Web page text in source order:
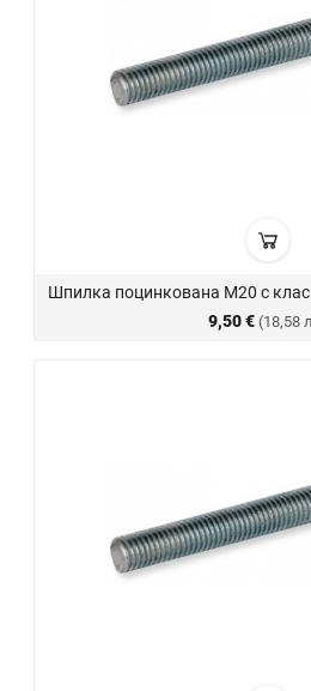
Шпилка поцинкована М20 с
9,50 € (18,58